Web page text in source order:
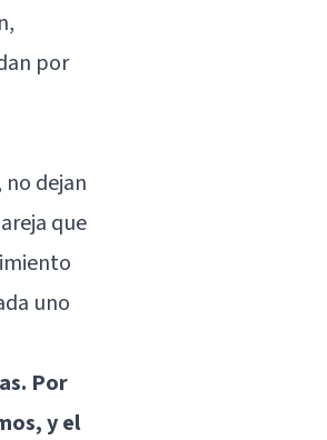
por
dejan
que
uno
Por
y el